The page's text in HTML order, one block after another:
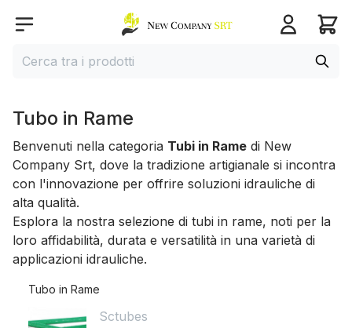
Open menu
Home page
Cerca
Tubo in Rame
Benvenuti nella categoria Tubi in Rame di New
Company Srt, dove la tradizione artigianale si incontra
con l'innovazione per offrire soluzioni idrauliche di
alta qualità.
Esplora la nostra selezione di tubi in rame, noti per la
loro affidabilità, durata e versatilità in una varietà di
applicazioni idrauliche.
Tubo in Rame
Sctubes